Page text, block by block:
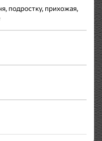
подростку, прихожая,